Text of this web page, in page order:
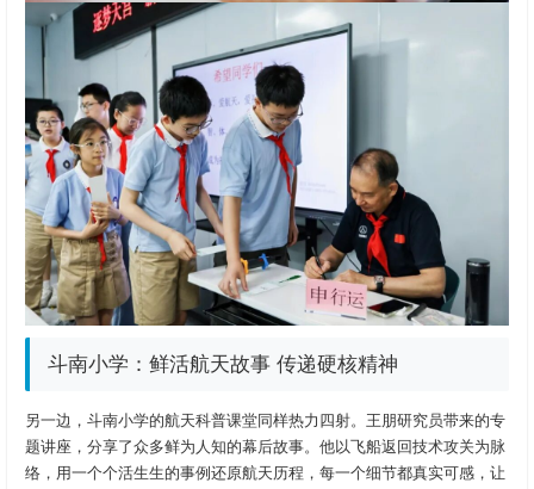
斗南小学：鲜活航天故事 传递硬核精神
另一边，斗南小学的航天科普课堂同样热力四射。王朋研究员带来的专
题讲座，分享了众多鲜为人知的幕后故事。他以飞船返回技术攻关为脉
络，用一个个活生生的事例还原航天历程，每一个细节都真实可感，让